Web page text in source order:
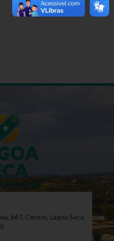
647, Centro, Lagoa Seca